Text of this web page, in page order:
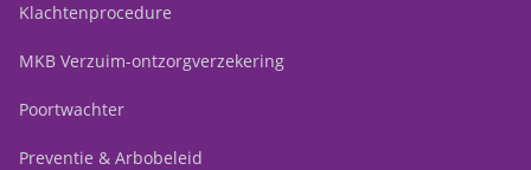
Klachtenprocedure
MKB Verzuim-ontzorgverzekering
Poortwachter
Preventie & Arbobeleid